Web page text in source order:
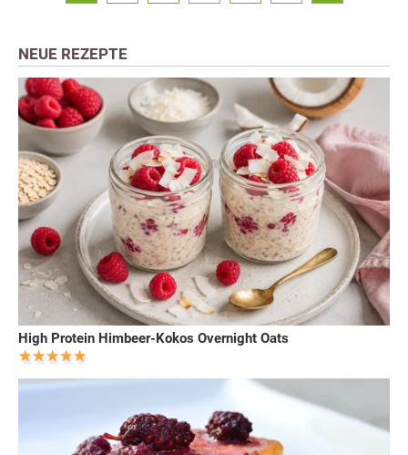
NEUE REZEPTE
High Protein Himbeer-Kokos Overnight Oats